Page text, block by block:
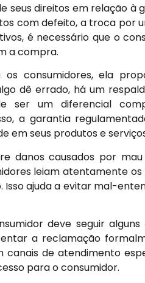
seus direitos em relação à
com defeito, a troca por
é necessário que o
a compra.
consumidores, ela
dê errado, há um
ser um diferencial
a garantia
em seus produtos e
danos causados por mau
leiam atentamente
ajuda a evitar mal-
deve seguir alguns
a reclamação
canais de atendimento
para o consumidor.